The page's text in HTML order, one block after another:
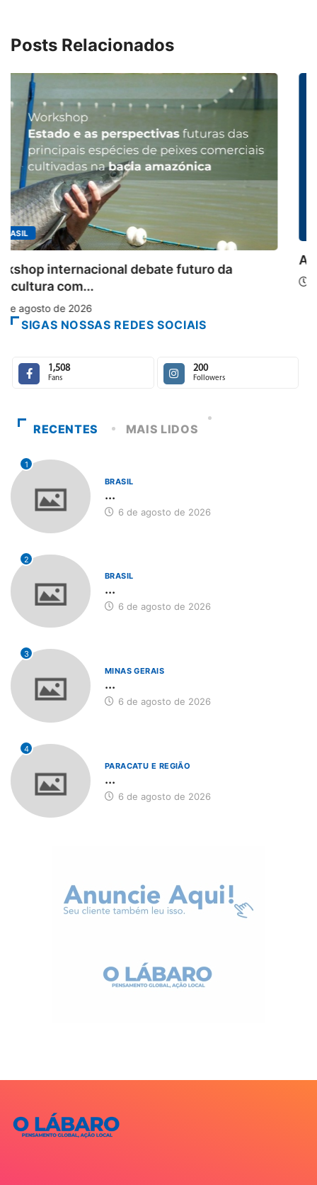
Posts Relacionados
MINAS GERAIS
Aberto o credenciamento de imprensa
6 de agosto de 2026
SIGAS NOSSAS REDES SOCIAIS
1,508
Fans
200
Followers
RECENTES MAIS LIDOS
1
BRASIL
...
6 de agosto de 2026
2
BRASIL
...
6 de agosto de 2026
3
MINAS GERAIS
...
6 de agosto de 2026
4
PARACATU E REGIÃO
...
6 de agosto de 2026